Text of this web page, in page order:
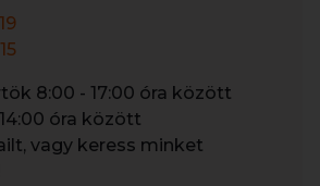
8:00 - 17:00 óra között
óra között
vagy keress minket